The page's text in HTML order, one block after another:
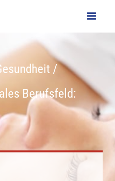
/
Berufsfeld: